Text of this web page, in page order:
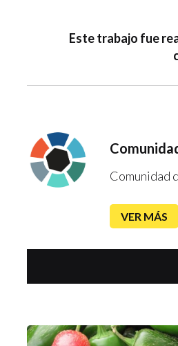
Este trabajo fue
Comunidad
VER MÁS